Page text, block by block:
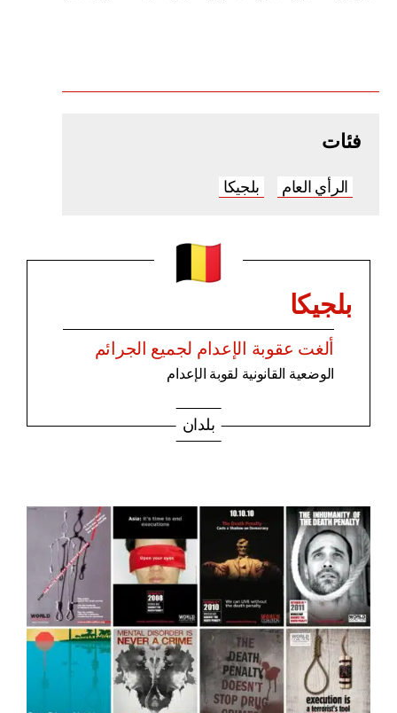
فئات
الرأي العام بلجيكا
بلجيكا
ألغت عقوبة الإعدام لجميع الجرائم
الوضعية القانونية لقوبة الإعدام
بلدان